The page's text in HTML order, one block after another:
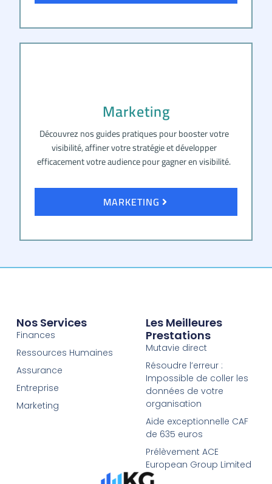
Marketing
Découvrez nos guides pratiques pour booster votre
visibilité, affiner votre stratégie et développer
efficacement votre audience pour gagner en visibilité.
MARKETING
Nos Services
Finances
Ressources Humaines
Assurance
Entreprise
Marketing
Les Meilleures
Prestations
Mutavie direct
Résoudre l’erreur :
Impossible de coller les
données de votre
organisation
Aide exceptionnelle CAF
de 635 euros
Prélèvement ACE
European Group Limited